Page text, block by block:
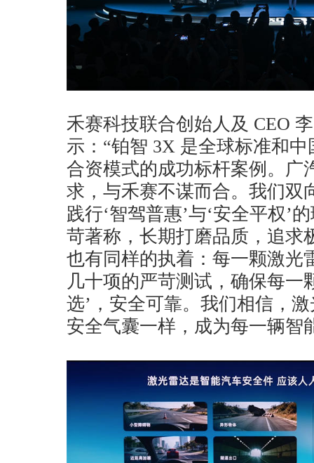
禾赛科技联合创始人及 CEO
示：“铂智 3X 是全球标准和
合资模式的成功标杆案例。广
求，与禾赛不谋而合。我们双
践行‘智驾普惠’与‘安全平权’
苛著称，长期打磨品质，追求
也有同样的执着：每一颗激光
几十项的严苛测试，确保每一
选’，安全可靠。我们相信，
安全气囊一样，成为每一辆智